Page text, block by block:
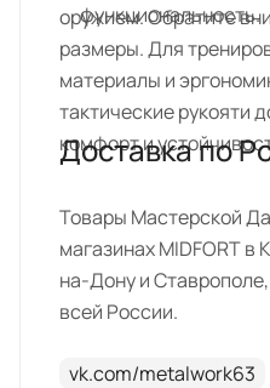
функциональность.
оружием. Обратите
размеры. Для
материалы и
тактические рукояти
комфорт и
Доставка по
Товары Мастерской
магазинах MIDFORT
на-Дону и
всей России.
vk.com/metalwork63